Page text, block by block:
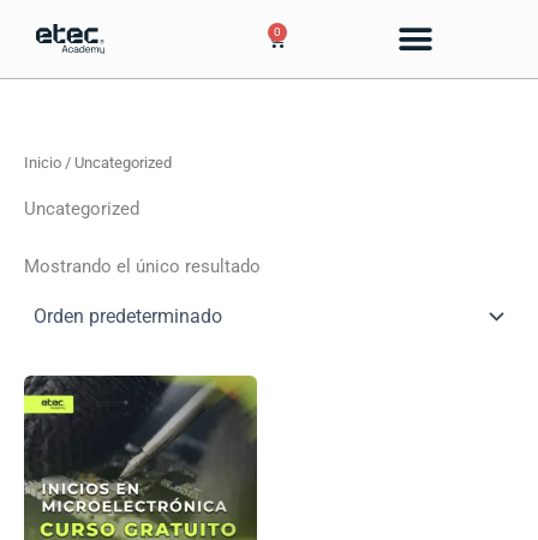
0
Cart
Inicio / Uncategorized
Uncategorized
Mostrando el único resultado